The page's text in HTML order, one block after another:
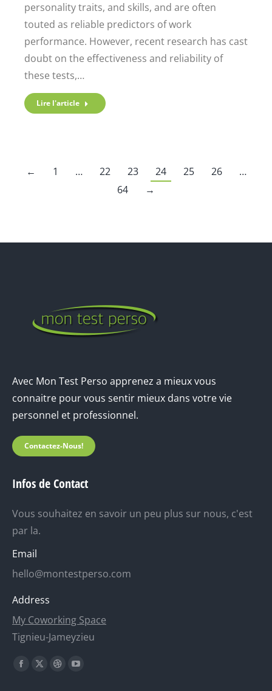
personality traits, and skills, and are often
touted as reliable predictors of work
performance. However, recent research has cast
doubt on the effectiveness and reliability of
these tests,…
Lire l'article
← 1 … 22 23 24 25 26
…
64
→
Avec Mon Test Perso apprenez a mieux vous
connaitre pour vous sentir mieux dans votre vie
personnel et professionnel.
Contactez-Nous!
Infos de Contact
Vous souhaitez en savoir un peu plus sur nous, c'est
par la.
Email
hello@montestperso.com
Address
My Coworking Space
Tignieu-Jameyzieu
Trouvez nous sur :
La
La
La
La